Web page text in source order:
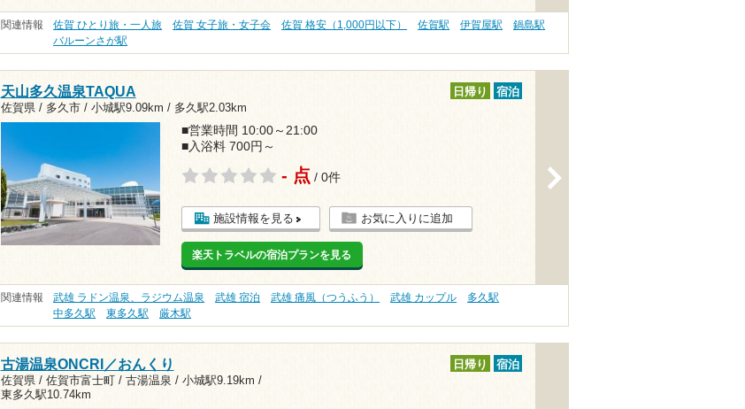
関連情報 佐賀 ひとり旅・一人旅 佐賀 女子旅・女子会 佐賀 格安（1,000円以下） 佐賀駅 伊賀屋駅
鍋島駅
バルーンさが駅
天山多久温泉TAQUA
佐賀県 / 多久市 / 小城駅9.09km / 多久駅2.03km
日帰り 宿泊
■営業時間 10:00～21:00
■入浴料 700円～
- 点 / 0件
施設情報を見る お気に入りに追加
楽天トラベルの宿泊プランを見る
関連情報 武雄 ラドン温泉、ラジウム温泉 武雄 宿泊 武雄 痛風（つうふう） 武雄 カップル
多久駅
中多久駅
東多久駅 厳木駅
古湯温泉ONCRI／おんくり
佐賀県 / 佐賀市富士町 / 古湯温泉 / 小城駅9.19km /
東多久駅10.74km
日帰り 宿泊